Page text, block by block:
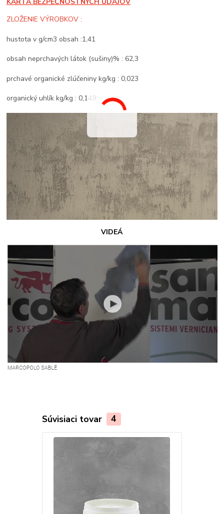
KARTA BEZPEČNOSTNÝCH ÚDAJOV
ZLOŽENIE VÝROBKOV :
hustota v g/cm3 obsah :1,41
obsah neprchavých látok (sušiny)% : 62,3
prchavé organické zlúčeniny kg/kg : 0,023
organický uhlík kg/kg : 0,149
VIDEÁ
Súvisiaci tovar 4